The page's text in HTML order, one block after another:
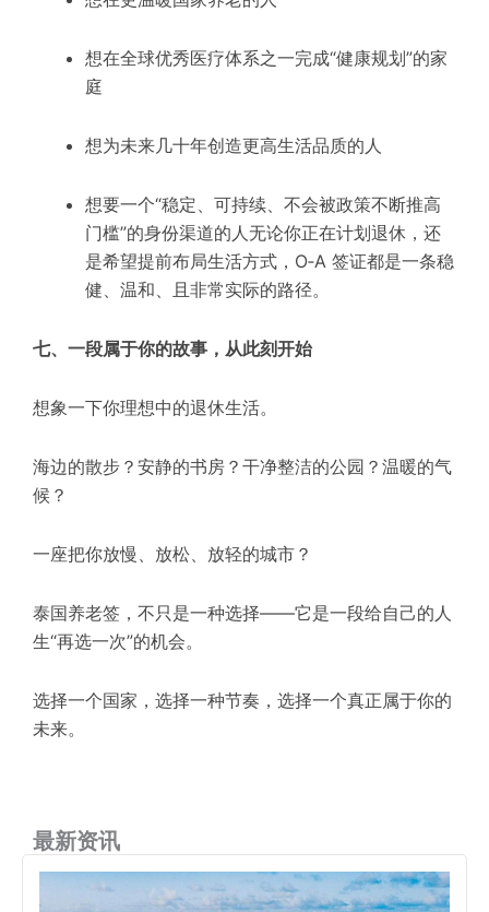
想在全球优秀医疗体系之一完成“健康规划”的家
庭
想为未来几十年创造更高生活品质的人
想要一个“稳定、可持续、不会被政策不断推高
门槛”的身份渠道的人无论你正在计划退休，还
是希望提前布局生活方式，O‑A 签证都是一条稳
健、温和、且非常实际的路径。
七、一段属于你的故事，从此刻开始
想象一下你理想中的退休生活。
海边的散步？安静的书房？干净整洁的公园？温暖的气
候？
一座把你放慢、放松、放轻的城市？
泰国养老签，不只是一种选择——它是一段给自己的人
生“再选一次”的机会。
选择一个国家，选择一种节奏，选择一个真正属于你的
未来。
最新资讯